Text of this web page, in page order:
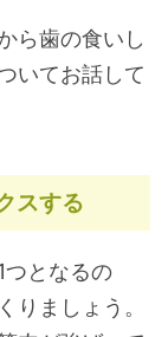
ら歯の食いし
いてお話して
スする
つとなるの
りましょう。